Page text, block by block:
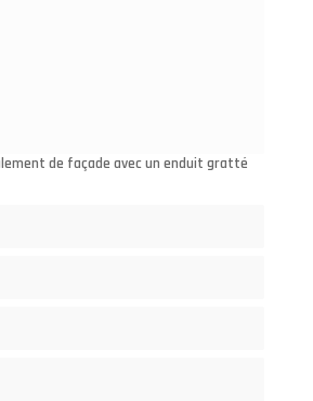
de façade avec un enduit gratté